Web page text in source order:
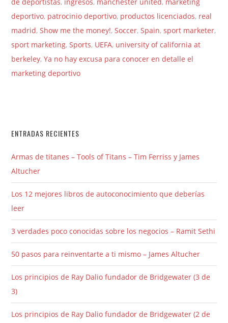
deportivo, patrocinio deportivo, productos licenciados, real
madrid,Show me the money!,Soccer,Spain,sport marketer,
sport marketing,Sports, UEFA, university of california at
berkeley,Ya no hay excusa para conocer en detalle el
marketing deportivo
ENTRADAS RECIENTES
Armas de titanes – Tools of Titans – Tim Ferriss y James
Altucher
Los 12 mejores libros de autoconocimiento que deberías
leer
3 verdades poco conocidas sobre los negocios – Ramit Sethi
50 pasos para reinventarte a ti mismo – James Altucher
Los principios de Ray Dalio fundador de Bridgewater (3 de
3)
Los principios de Ray Dalio fundador de Bridgewater (2 de